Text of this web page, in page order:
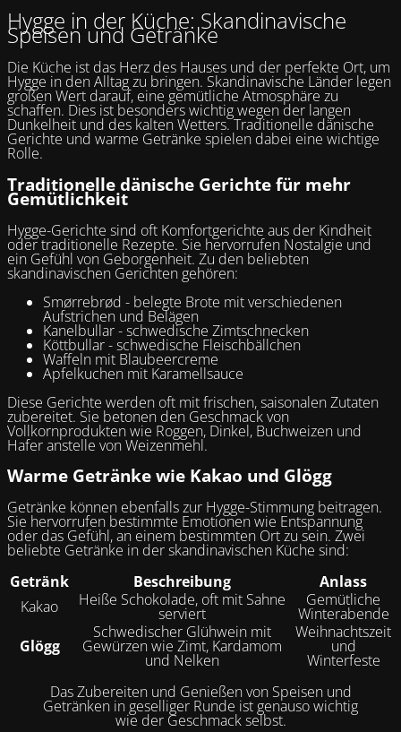
Hygge in der Küche: Skandinavische
Speisen und Getränke
Die Küche ist das Herz des Hauses und der perfekte Ort, um
Hygge in den Alltag zu bringen. Skandinavische Länder legen
großen Wert darauf, eine gemütliche Atmosphäre zu
schaffen. Dies ist besonders wichtig wegen der langen
Dunkelheit und des kalten Wetters. Traditionelle dänische
Gerichte und warme Getränke spielen dabei eine wichtige
Rolle.
Traditionelle dänische Gerichte für mehr
Gemütlichkeit
Hygge-Gerichte sind oft Komfortgerichte aus der Kindheit
oder traditionelle Rezepte. Sie hervorrufen Nostalgie und
ein Gefühl von Geborgenheit. Zu den beliebten
skandinavischen Gerichten gehören:
Smørrebrød - belegte Brote mit verschiedenen
Aufstrichen und Belägen
Kanelbullar - schwedische Zimtschnecken
Köttbullar - schwedische Fleischbällchen
Waffeln mit Blaubeercreme
Apfelkuchen mit Karamellsauce
Diese Gerichte werden oft mit frischen, saisonalen Zutaten
zubereitet. Sie betonen den Geschmack von
Vollkornprodukten wie Roggen, Dinkel, Buchweizen und
Hafer anstelle von Weizenmehl.
Warme Getränke wie Kakao und Glögg
Getränke können ebenfalls zur Hygge-Stimmung beitragen.
Sie hervorrufen bestimmte Emotionen wie Entspannung
oder das Gefühl, an einem bestimmten Ort zu sein. Zwei
beliebte Getränke in der skandinavischen Küche sind:
Getränk
Beschreibung
Anlass
Kakao
Heiße Schokolade, oft mit Sahne
serviert
Gemütliche
Winterabende
Glögg
Schwedischer Glühwein mit
Gewürzen wie Zimt, Kardamom
und Nelken
Weihnachtszeit
und
Winterfeste
Das Zubereiten und Genießen von Speisen und
Getränken in geselliger Runde ist genauso wichtig
wie der Geschmack selbst.